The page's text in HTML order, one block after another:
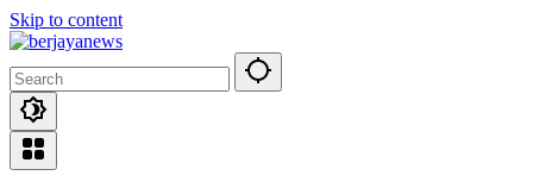
Skip to content